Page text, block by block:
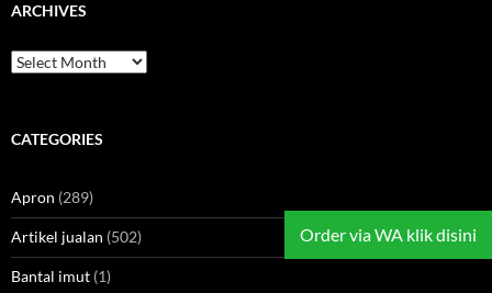
ARCHIVES
Archives
CATEGORIES
Apron (289)
Artikel jualan (502)
Bantal imut (1)
Order via WA klik disini